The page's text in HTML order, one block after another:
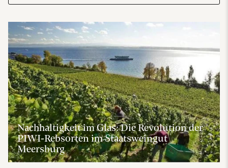
Nachhaltigkeit im Glas: Die Revolution der
PIWI-Rebsorten im Staatsweingut
Meersburg